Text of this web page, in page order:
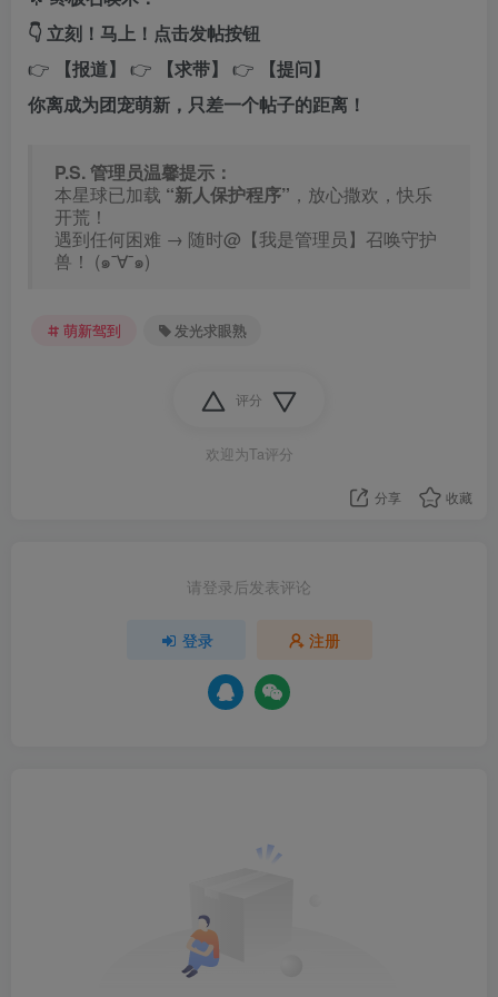
👇 立刻！马上！点击发帖按钮
👉
【报道】 👉 【求带】 👉
【提问】
你离成为团宠萌新，只差一个帖子的距离！
P.S. 管理员温馨提示：
本星球已加载 “新人保护程序” ，放心撒欢，快乐
开荒！
遇到任何困难 → 随时@【我是管理员】召唤守护
兽！ (๑¯∀¯๑)
萌新驾到 发光求眼熟
评分
欢迎为Ta评分
分享 收藏
请登录后发表评论
登录 注册